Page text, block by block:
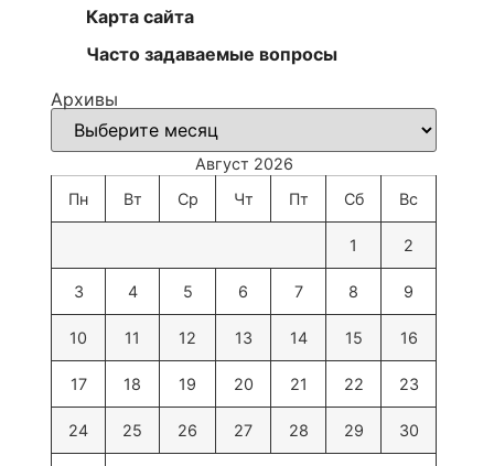
Карта сайта
Часто задаваемые вопросы
Архивы
Август 2026
Пн
Вт Ср Чт Пт Сб Вс
1 2
3 4 5 6 7 8 9
10 11 12 13 14 15 16
17 18 19 20 21 22 23
24 25 26 27 28 29 30